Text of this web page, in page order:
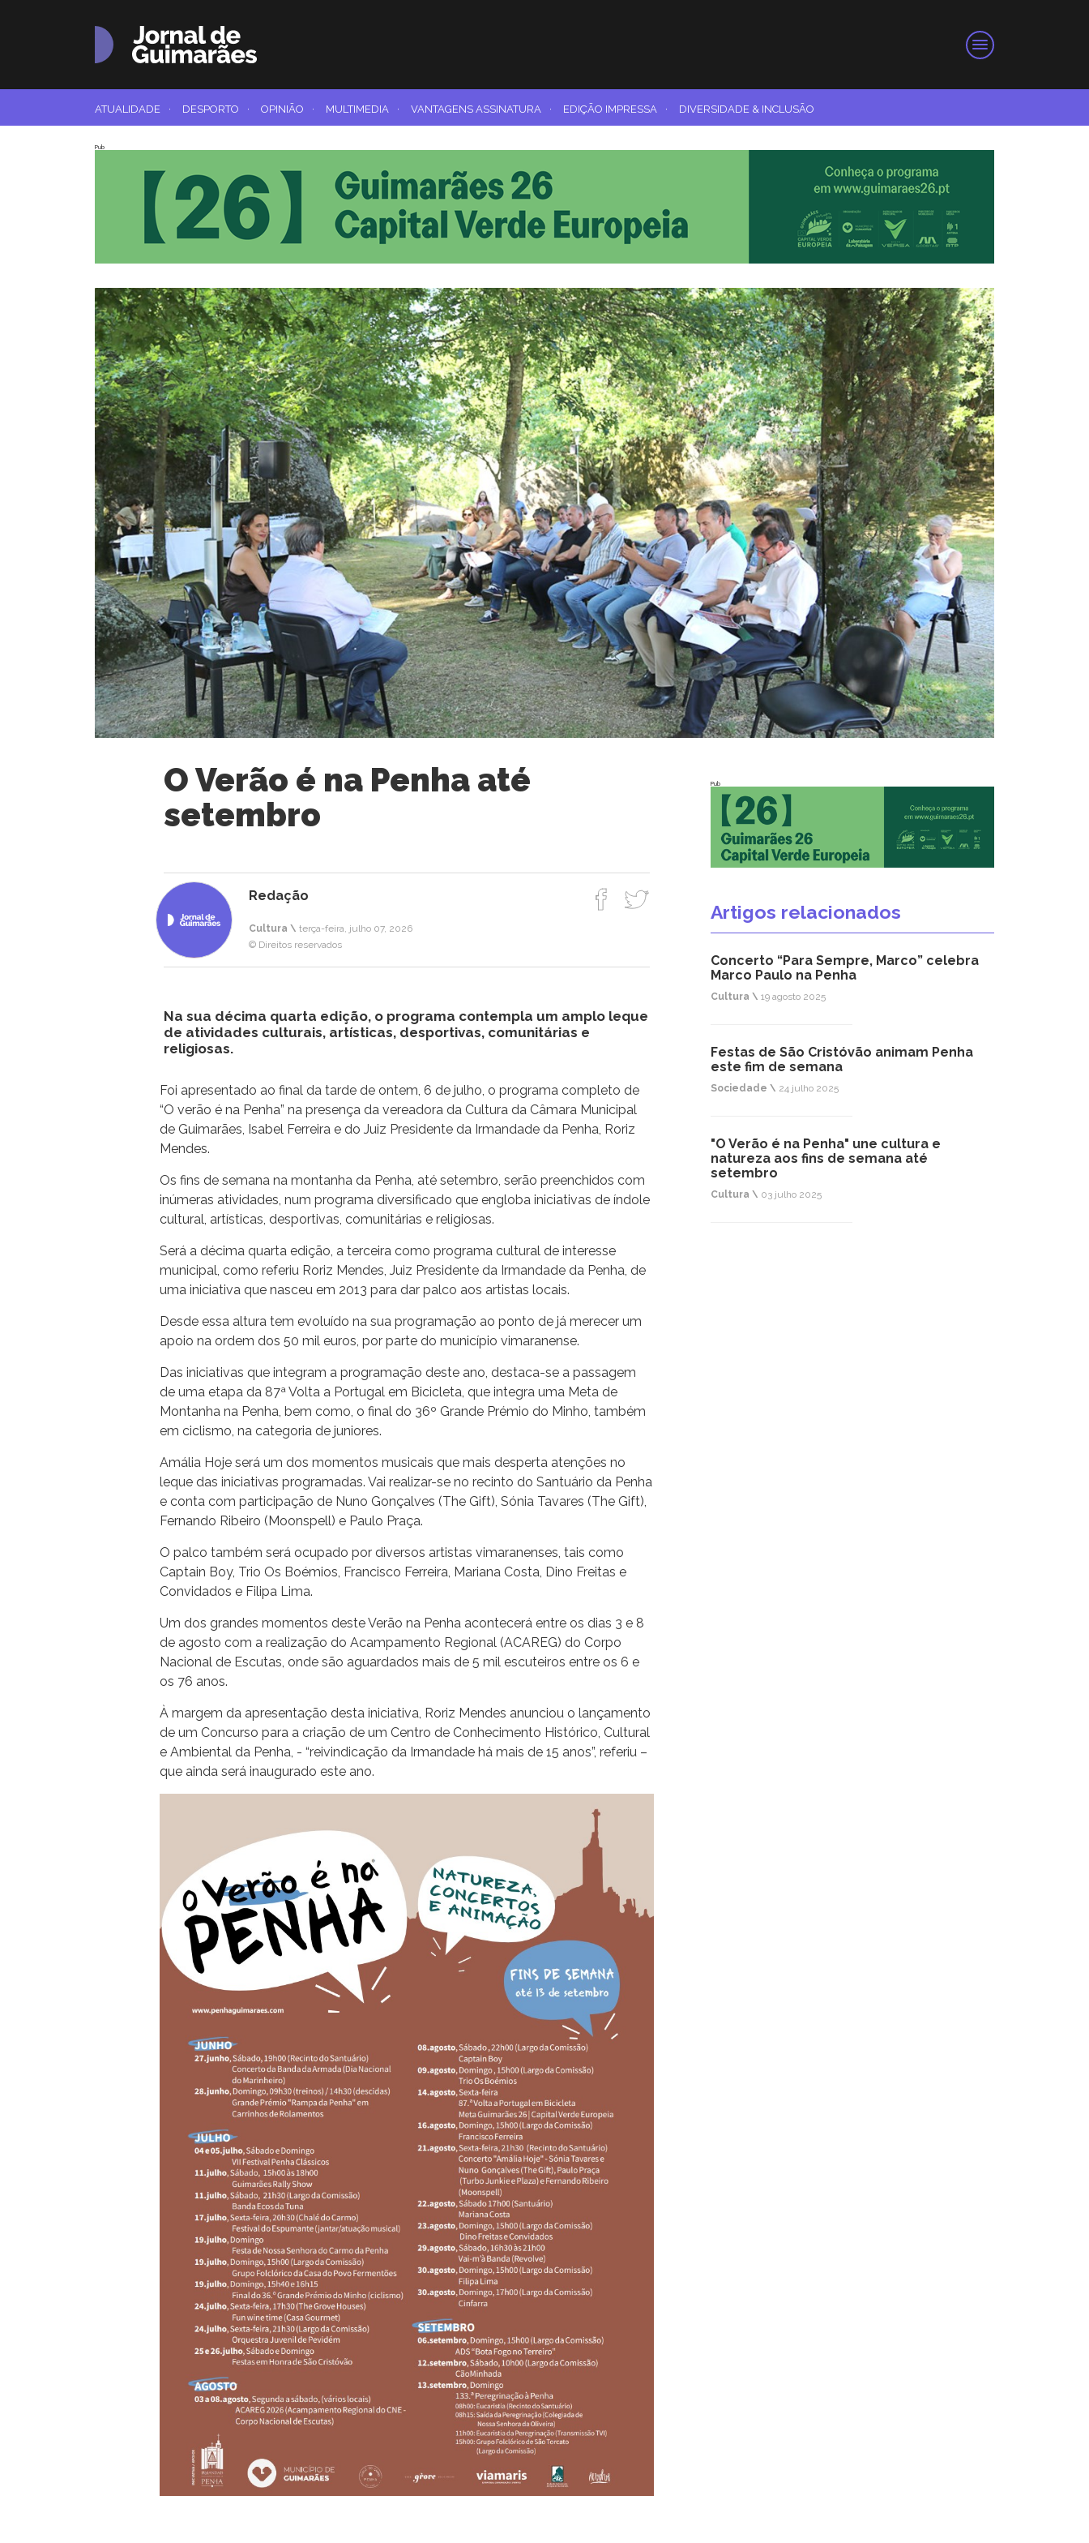
ATUALIDADE · DESPORTO · OPINIÃO · MULTIMEDIA · VANTAGENS ASSINATURA · EDIÇÃO IMPRESSA · DIVERSIDADE & INCLUSÃO
Pub
O Verão é na Penha até
setembro
Redação
Cultura \ terça-feira, julho 07, 2026
© Direitos reservados
Na sua décima quarta edição, o programa contempla um amplo leque
de atividades culturais, artísticas, desportivas, comunitárias e
religiosas.
Foi apresentado ao final da tarde de ontem, 6 de julho, o programa completo de
“O verão é na Penha” na presença da vereadora da Cultura da Câmara Municipal
de Guimarães, Isabel Ferreira e do Juiz Presidente da Irmandade da Penha, Roriz
Mendes.
Os fins de semana na montanha da Penha, até setembro, serão preenchidos com
inúmeras atividades, num programa diversificado que engloba iniciativas de índole
cultural, artísticas, desportivas, comunitárias e religiosas.
Será a décima quarta edição, a terceira como programa cultural de interesse
municipal, como referiu Roriz Mendes, Juiz Presidente da Irmandade da Penha, de
uma iniciativa que nasceu em 2013 para dar palco aos artistas locais.
Desde essa altura tem evoluído na sua programação ao ponto de já merecer um
apoio na ordem dos 50 mil euros, por parte do município vimaranense.
Das iniciativas que integram a programação deste ano, destaca-se a passagem
de uma etapa da 87ª Volta a Portugal em Bicicleta, que integra uma Meta de
Montanha na Penha, bem como, o final do 36º Grande Prémio do Minho, também
em ciclismo, na categoria de juniores.
Amália Hoje será um dos momentos musicais que mais desperta atenções no
leque das iniciativas programadas. Vai realizar-se no recinto do Santuário da Penha
e conta com participação de Nuno Gonçalves (The Gift), Sónia Tavares (The Gift),
Fernando Ribeiro (Moonspell) e Paulo Praça.
O palco também será ocupado por diversos artistas vimaranenses, tais como
Captain Boy, Trio Os Boémios, Francisco Ferreira, Mariana Costa, Dino Freitas e
Convidados e Filipa Lima.
Um dos grandes momentos deste Verão na Penha acontecerá entre os dias 3 e 8
de agosto com a realização do Acampamento Regional (ACAREG) do Corpo
Nacional de Escutas, onde são aguardados mais de 5 mil escuteiros entre os 6 e
os 76 anos.
À margem da apresentação desta iniciativa, Roriz Mendes anunciou o lançamento
de um Concurso para a criação de um Centro de Conhecimento Histórico, Cultural
e Ambiental da Penha, - “reivindicação da Irmandade há mais de 15 anos”, referiu –
que ainda será inaugurado este ano.
Pub
Artigos relacionados
Concerto “Para Sempre, Marco” celebra
Marco Paulo na Penha
Cultura \ 19 agosto 2025
Festas de São Cristóvão animam Penha
este fim de semana
Sociedade \ 24 julho 2025
"O Verão é na Penha" une cultura e
natureza aos fins de semana até
setembro
Cultura \ 03 julho 2025